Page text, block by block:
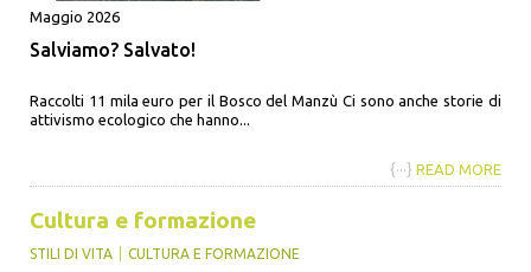
Maggio 2026
Salviamo? Salvato!
Raccolti 11 mila euro per il Bosco del Manzù Ci sono anche storie di
attivismo ecologico che hanno...
{···} READ MORE
Cultura e formazione
STILI DI VITA CULTURA E FORMAZIONE